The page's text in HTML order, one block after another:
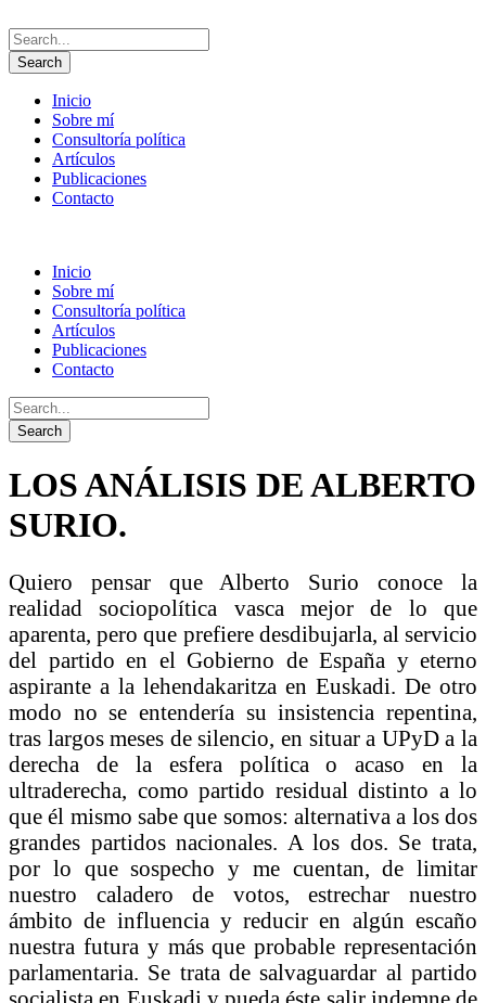
Inicio
Sobre mí
Consultoría política
Artículos
Publicaciones
Contacto
Inicio
Sobre mí
Consultoría política
Artículos
Publicaciones
Contacto
LOS ANÁLISIS DE ALBERTO
SURIO.
Quiero pensar que Alberto Surio conoce la
realidad sociopolítica vasca mejor de lo que
aparenta, pero que prefiere desdibujarla, al servicio
del partido en el Gobierno de España y eterno
aspirante a la lehendakaritza en Euskadi. De otro
modo no se entendería su insistencia repentina,
tras largos meses de silencio, en situar a UPyD a la
derecha de la esfera política o acaso en la
ultraderecha, como partido residual distinto a lo
que él mismo sabe que somos: alternativa a los dos
grandes partidos nacionales. A los dos. Se trata,
por lo que sospecho y me cuentan, de limitar
nuestro caladero de votos, estrechar nuestro
ámbito de influencia y reducir en algún escaño
nuestra futura y más que probable representación
parlamentaria. Se trata de salvaguardar al partido
socialista en Euskadi y pueda éste salir indemne de